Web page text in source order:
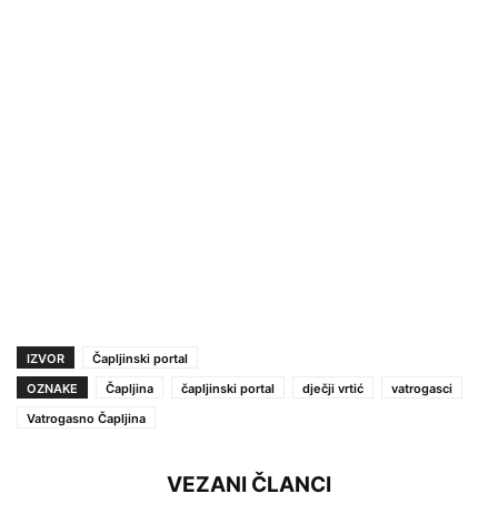
IZVOR
Čapljinski portal
OZNAKE
Čapljina čapljinski portal dječji vrtić
vatrogasci
Vatrogasno Čapljina
VEZANI ČLANCI